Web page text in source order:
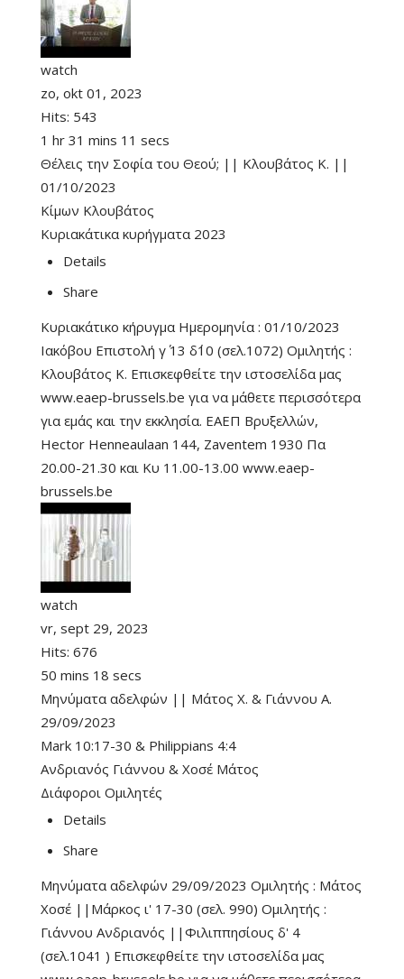
watch
zo, okt 01, 2023
Hits: 543
1 hr 31 mins 11 secs
Θέλεις την Σοφία του Θεού; || Κλουβάτος Κ. ||
01/10/2023
Κίμων Κλουβάτος
Κυριακάτικα κυρήγματα 2023
Details
Share
Κυριακάτικο κήρυγμα Ημερομηνία : 01/10/2023
Ιακόβου Επιστολή γ΄ 13 δ΄10 (σελ.1072) Ομιλητής :
Κλουβάτος Κ. Επισκεφθείτε την ιστοσελίδα μας
www.eaep-brussels.be για να μάθετε περισσότερα
για εμάς και την εκκλησία. ΕΑΕΠ Βρυξελλών,
Hector Henneaulaan 144, Zaventem 1930 Πα
20.00-21.30 και Κυ 11.00-13.00 www.eaep-
brussels.be
watch
vr, sept 29, 2023
Hits: 676
50 mins 18 secs
Μηνύματα αδελφών || Μάτος Χ. & Γιάννου Α.
29/09/2023
Mark 10:17-30 & Philippians 4:4
Ανδριανός Γιάννου & Χοσέ Μάτος
Διάφοροι Ομιλητές
Details
Share
Μηνύματα αδελφών 29/09/2023 Ομιλητής : Μάτος
Χοσέ ||Μάρκος ι' 17-30 (σελ. 990) Ομιλητής :
Γιάννου Ανδριανός ||Φιλιππησίους δ' 4
(σελ.1041 ) Επισκεφθείτε την ιστοσελίδα μας